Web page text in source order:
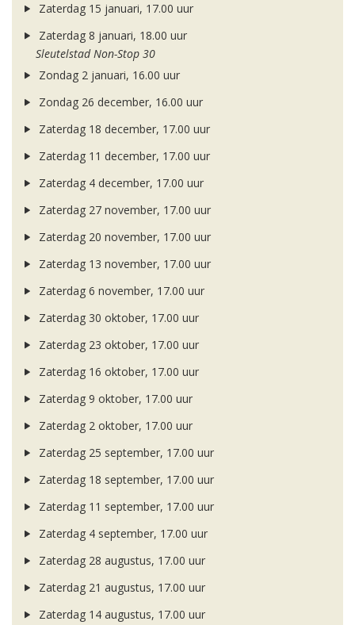
Zaterdag 15 januari, 17.00 uur
Zaterdag 8 januari, 18.00 uur
Sleutelstad Non-Stop 30
Zondag 2 januari, 16.00 uur
Zondag 26 december, 16.00 uur
Zaterdag 18 december, 17.00 uur
Zaterdag 11 december, 17.00 uur
Zaterdag 4 december, 17.00 uur
Zaterdag 27 november, 17.00 uur
Zaterdag 20 november, 17.00 uur
Zaterdag 13 november, 17.00 uur
Zaterdag 6 november, 17.00 uur
Zaterdag 30 oktober, 17.00 uur
Zaterdag 23 oktober, 17.00 uur
Zaterdag 16 oktober, 17.00 uur
Zaterdag 9 oktober, 17.00 uur
Zaterdag 2 oktober, 17.00 uur
Zaterdag 25 september, 17.00 uur
Zaterdag 18 september, 17.00 uur
Zaterdag 11 september, 17.00 uur
Zaterdag 4 september, 17.00 uur
Zaterdag 28 augustus, 17.00 uur
Zaterdag 21 augustus, 17.00 uur
Zaterdag 14 augustus, 17.00 uur